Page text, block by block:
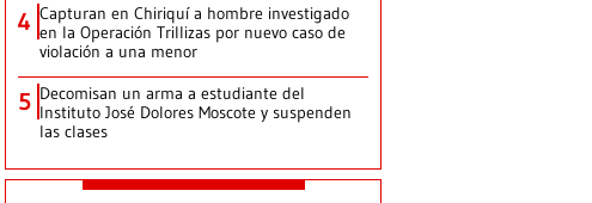
4 Capturan en Chiriquí a hombre investigado
en la Operación Trillizas por nuevo caso de
violación a una menor
5 Decomisan un arma a estudiante del
Instituto José Dolores Moscote y suspenden
las clases